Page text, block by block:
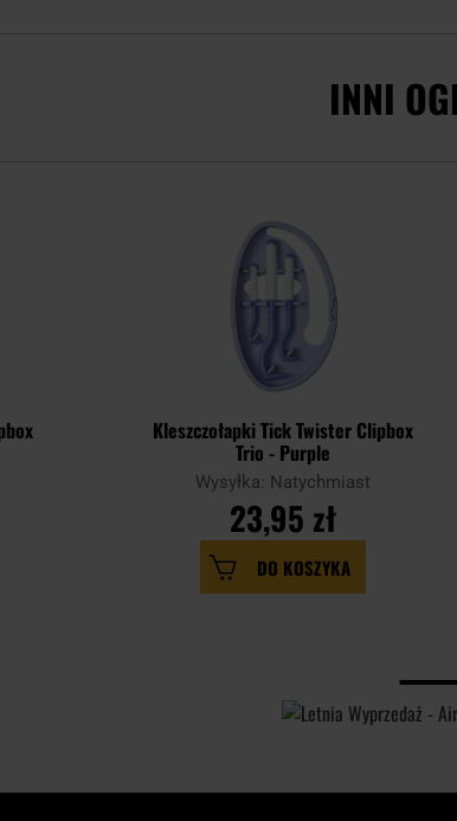
INNI
Kleszczołapki Tick Twister Clipbox
Trio - Purple
Wysyłka: Natychmiast
23,95 zł
DO KOSZYKA